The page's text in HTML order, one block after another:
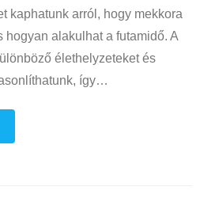
kaphatunk arról, hogy mekkora
hogyan alakulhat a futamidő. A
élethelyzeteket és
így…